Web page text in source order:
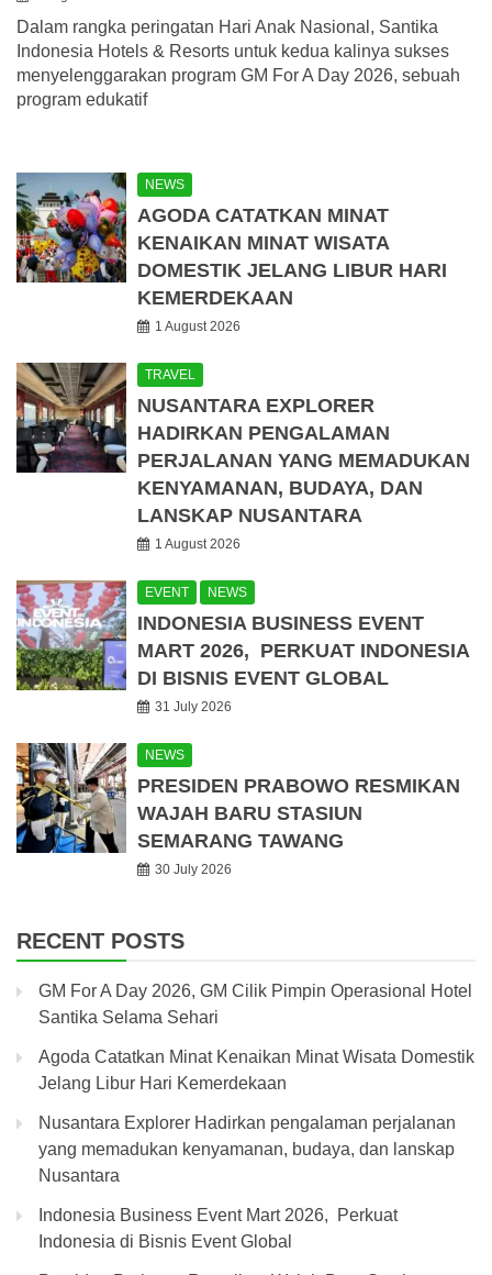
Dalam rangka peringatan Hari Anak Nasional, Santika
Indonesia Hotels & Resorts untuk kedua kalinya sukses
menyelenggarakan program GM For A Day 2026, sebuah
program edukatif
NEWS
AGODA CATATKAN MINAT
KENAIKAN MINAT WISATA
DOMESTIK JELANG LIBUR HARI
KEMERDEKAAN
1 August 2026
TRAVEL
NUSANTARA EXPLORER
HADIRKAN PENGALAMAN
PERJALANAN YANG MEMADUKAN
KENYAMANAN, BUDAYA, DAN
LANSKAP NUSANTARA
1 August 2026
EVENT NEWS
INDONESIA BUSINESS EVENT
MART 2026, PERKUAT INDONESIA
DI BISNIS EVENT GLOBAL
31 July 2026
NEWS
PRESIDEN PRABOWO RESMIKAN
WAJAH BARU STASIUN
SEMARANG TAWANG
30 July 2026
RECENT POSTS
GM For A Day 2026, GM Cilik Pimpin Operasional Hotel
Santika Selama Sehari
Agoda Catatkan Minat Kenaikan Minat Wisata Domestik
Jelang Libur Hari Kemerdekaan
Nusantara Explorer Hadirkan pengalaman perjalanan
yang memadukan kenyamanan, budaya, dan lanskap
Nusantara
Indonesia Business Event Mart 2026, Perkuat
Indonesia di Bisnis Event Global